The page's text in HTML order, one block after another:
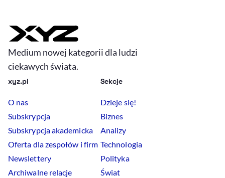
Medium nowej kategorii dla ludzi
ciekawych świata.
xyz.pl
O nas
Subskrypcja
Subskrypcja akademicka
Oferta dla zespołów i firm
Newslettery
Archiwalne relacje
Sekcje
Dzieje się!
Biznes
Analizy
Technologia
Polityka
Świat